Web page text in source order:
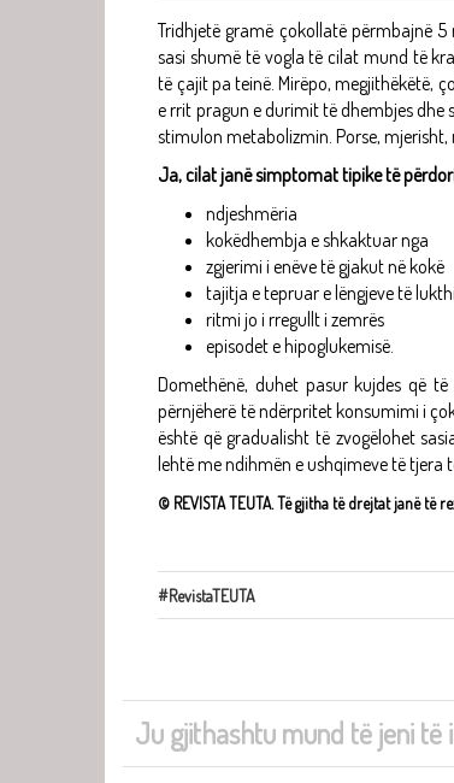
Tridhjetë gramë çokollatë përmbajnë
sasi shumë të vogla të cilat mund të
të çajit pa teinë. Mirëpo, megjithëkëtë,
e rrit pragun e durimit të dhembjes dhe
stimulon metabolizmin. Porse,
Ja, cilat janë simptomat tipike të
ndjeshmëria
kokëdhembja e shkaktuar nga
zgjerimi i enëve të gjakut në kokë
tajitja e tepruar e lëngjeve të
ritmi jo i rregullt i zemrës
episodet e hipoglukemisë.
Domethënë, duhet pasur kujdes që
përnjëherë të ndërpritet konsumimi i
është që gradualisht të zvogëlohet
lehtë me ndihmën e ushqimeve të tjera
© REVISTA TEUTA. Të gjitha të drejtat janë të
#RevistaTEUTA
Ju gjithashtu mund të jeni të